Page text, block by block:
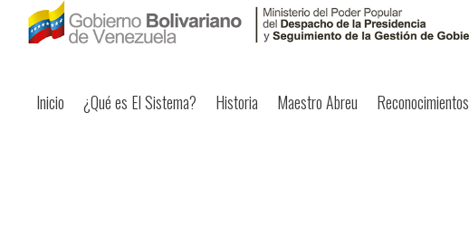
Inicio ¿Qué es El Sistema? Historia Maestro Abreu Reconocimientos